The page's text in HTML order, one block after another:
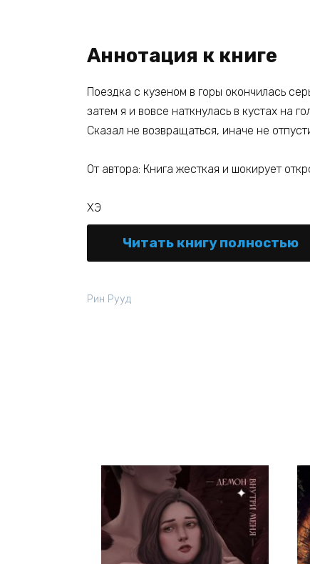
Аннотация к книге
Поездка с кузеном в горы окончилась
затем я и вовсе наткнулась в кустах на
Сказал не возвращаться, иначе не
От автора: Книга жесткая и шокирует
ХЭ
Читать книгу полностью
Рин Рууд